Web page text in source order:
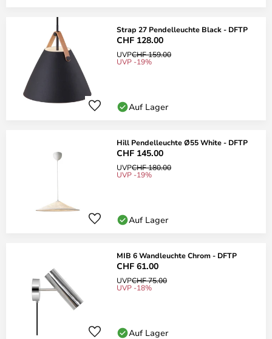
Strap 27 Pendelleuchte Black - DFTP
CHF 128.00
UVPCHF 159.00
UVP -19%
Auf Lager
Hill Pendelleuchte Ø55 White - DFTP
CHF 145.00
UVPCHF 180.00
UVP -19%
Auf Lager
MIB 6 Wandleuchte Chrom - DFTP
CHF 61.00
UVPCHF 75.00
UVP -18%
Auf Lager